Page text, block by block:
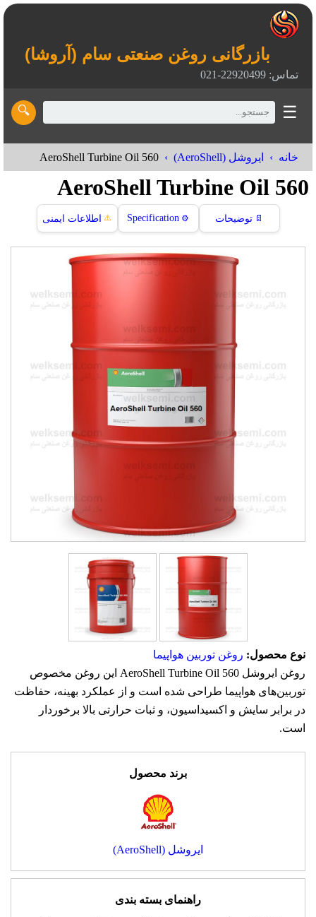
بازرگانی روغن صنعتی سام (آروشا)
تماس: 22920499-021
☰
🔍
خانه ایروشل (AeroShell) AeroShell Turbine Oil 560
AeroShell Turbine Oil 560
📄 توضیحات ⚙️
Specification
⚠️ اطلاعات ایمنی
نوع محصول: روغن توربین هواپیما
روغن ایروشل AeroShell Turbine Oil 560 این روغن مخصوص
توربین‌های هواپیما طراحی شده است و از عملکرد بهینه، حفاظت
در برابر سایش و اکسیداسیون، و ثبات حرارتی بالا برخوردار
است.
برند محصول
ایروشل (AeroShell)
راهنمای بسته بندی